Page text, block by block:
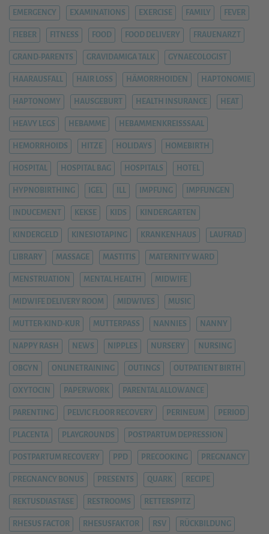
EMERGENCY EXAMINATIONS EXERCISE FAMILY FEVER
FIEBER FITNESS FOOD FOOD DELIVERY FRAUENARZT
GRAND-PARENTS GRAVIDAMIGA TALK GYNAECOLOGIST
HAARAUSFALL HAIR LOSS HÄMORRHOIDEN HAPTONOMIE
HAPTONOMY HAUSGEBURT HEALTH INSURANCE HEAT
HEAVY LEGS HEBAMME HEBAMMENKREISSSAAL
HEMORRHOIDS HITZE HOLIDAYS HOMEBIRTH
HOSPITAL HOSPITAL BAG HOSPITALS HOTEL
HYPNOBIRTHING IGEL ILL IMPFUNG IMPFUNGEN
INDUCEMENT KEKSE KIDS KINDERGARTEN
KINDERGELD KINESIOTAPING KRANKENHAUS LAUFRAD
LIBRARY MASSAGE MASTITIS MATERNITY WARD
MENSTRUATION MENTAL HEALTH MIDWIFE
MIDWIFE DELIVERY ROOM MIDWIVES MUSIC
MUTTER-KIND-KUR MUTTERPASS NANNIES NANNY
NAPPY RASH NEWS NIPPLES NURSERY NURSING
OBGYN ONLINETRAINING OUTINGS OUTPATIENT BIRTH
OXYTOCIN PAPERWORK PARENTAL ALLOWANCE
PARENTING PELVIC FLOOR RECOVERY PERINEUM PERIOD
PLACENTA PLAYGROUNDS POSTPARTUM DEPRESSION
POSTPARTUM RECOVERY PPD PRECOOKING PREGNANCY
PREGNANCY BONUS PRESENTS QUARK RECIPE
REKTUSDIASTASE RESTROOMS RETTERSPITZ
RHESUS FACTOR RHESUSFAKTOR RSV RÜCKBILDUNG